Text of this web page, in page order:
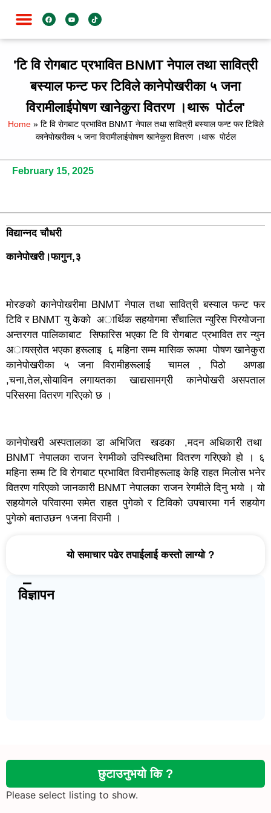
'टि वि राेगबाट प्रभावित BNMT नेपाल तथा सावित्री
बस्याल फन्ट फर टिविले कानेपाेखरीका ५ जना
विरामीलाईपाेषण खानेकुरा वितरण ।थारू पाेर्टल'
Home» टि वि राेगबाट प्रभावित BNMT नेपाल तथा सावित्री बस्याल फन्ट फर टिविले
कानेपाेखरीका ५ जना विरामीलाईपाेषण खानेकुरा वितरण ।थारू पाेर्टल
February 15, 2025
विज्ञापन
विद्यान्नद चाैधरी
कानेपाेखरी।फागुन,३
माेरङकाे कानेपाेखरीमा BNMT नेपाल तथा सावित्री बस्याल फन्ट फर
टिवि र BNMT यु केकाे अार्थिक सहयाेगमा सँचालित न्युरिस पिरयाेजना
अन्तरगत पालिकाबाट सिफारिस भएका टि वि राेगबाट प्रभावित तर न्युन
अायस्राेत भएका हरूलाइ ६ महिना सम्म मासिक रूपमा पाेषण खानेकुरा
कानेपाेखरीका ५ जना विरामीहरूलाई चामल , पिठाे अणडा
,चना,तेल,साेयाविन लगायतका खाद्यसामग्री कानेपाेखरी असपताल
परिसरमा वितरण गरिएकाे छ ।
कानेपाेखरी अस्पतालका डा अभिजित खडका ,मदन अधिकारी तथा
BNMT नेपालका राजन रेगमीकाे उपिस्थतिमा वितरण गरिएकाे हाे । ६
महिना सम्म टि वि राेगबाट प्रभावित विरामीहरूलाइ केहि राहत मिलाेस भनेर
वितरण गरिएकाे जानकारी BNMT नेपालका राजन रेगमीले दिनु भयाे । याे
सहयाेगले परिवारमा समेत राहत पुगेकाे र टिविकाे उपचारमा गर्न सहयाेग
पुगेकाे बताउछन १जना विरामी ।
यो समाचार पढेर तपाईलाई कस्तो लाग्यो ?
छुटाउनुभयो कि ?
Please select listing to show.